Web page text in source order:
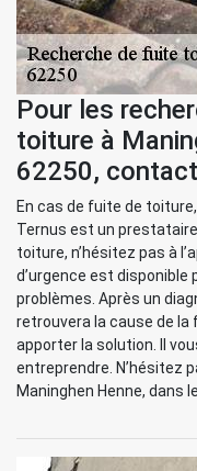
Pour les
toiture à
62250,
En cas de fuite de
Ternus est un
toiture, n’hésitez pas à
d’urgence est disponible
problèmes. Après un
retrouvera la cause de
apporter la solution. Il
entreprendre. N’hésitez
Maninghen Henne, dans